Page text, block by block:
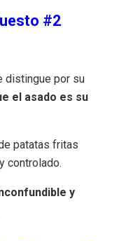
#2
distingue por su
el asado es su
patatas fritas
controlado.
y